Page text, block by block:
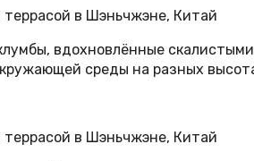
вдохновлённые
среды на разных